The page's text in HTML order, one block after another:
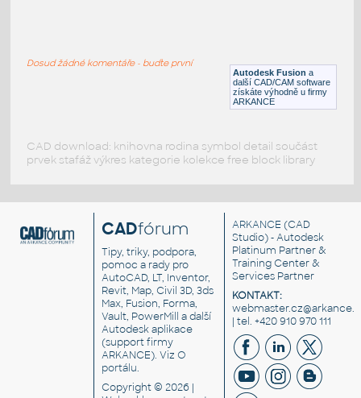
F3D Ocel
Autodesk Fusion a
další CAD/CAM software
získáte výhodně u firmy
ARKANCE
Dosud žádné komentáře - buďte první
CAD download: knihovna rodina symbol detail součást
prvek stafáž výkres kategorie kolekce free block library
CADfórum
Tipy, triky, podpora,
pomoc a rady pro
AutoCAD, LT, Inventor,
Revit, Map, Civil 3D, 3ds
Max, Fusion, Forma,
Vault, PowerMill a další
Autodesk aplikace
(support firmy
ARKANCE). VizO
portálu.
Copyright © 2026 |
ARKANCE (CAD
Studio) - Autodesk
Platinum Partner &
Training Center &
Services Partner
KONTAKT:
| tel. +420 910 970 111